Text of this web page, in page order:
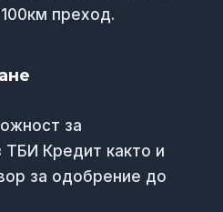
преход.
за
ТБИ Кредит както и
за одобрение до